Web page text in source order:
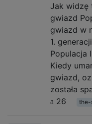
Jak widzę
gwiazd
gwiazd w
1.
Populacja
Kiedy
gwiazd,
została
26
the-